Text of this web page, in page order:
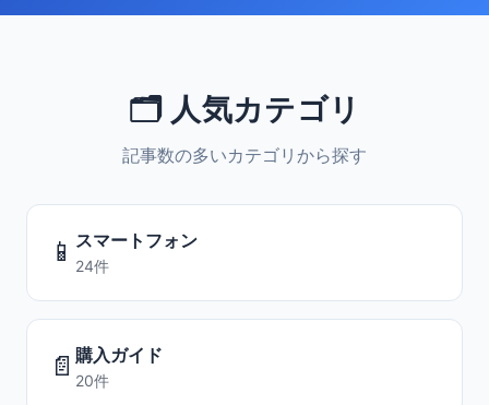
🗂️ 人気カテゴリ
記事数の多いカテゴリから探す
📱 スマートフォン
24件
📄 購入ガイド
20件